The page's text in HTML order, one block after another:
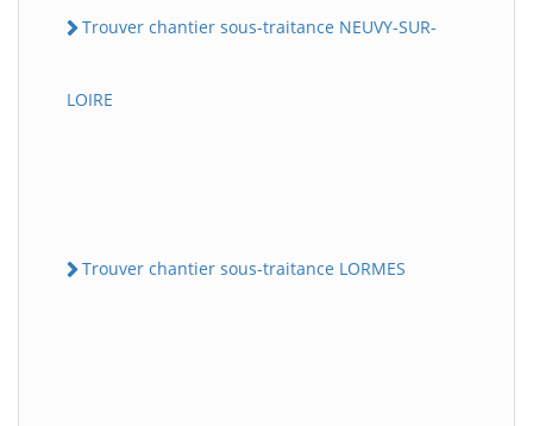
Trouver chantier sous-traitance NEUVY-SUR-
LOIRE
Trouver chantier sous-traitance LORMES